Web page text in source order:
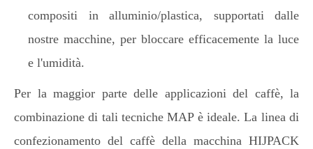
compositi in alluminio/plastica, supportati dalle
nostre macchine, per bloccare efficacemente la luce
e l'umidità.
Per la maggior parte delle applicazioni del caffè, la
combinazione di tali tecniche MAP è ideale. La linea di
confezionamento del caffè della macchina HIJPACK